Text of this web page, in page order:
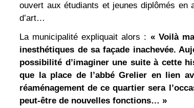
ouvert aux étudiants et jeunes diplômés en
d’art…
La municipalité expliquait alors : « Voilà
inesthétiques de sa façade inachevée.
possibilité d’imaginer une suite à cette
que la place de l’abbé Grelier en lien
réaménagement de ce quartier sera
peut-être de nouvelles fonctions… »